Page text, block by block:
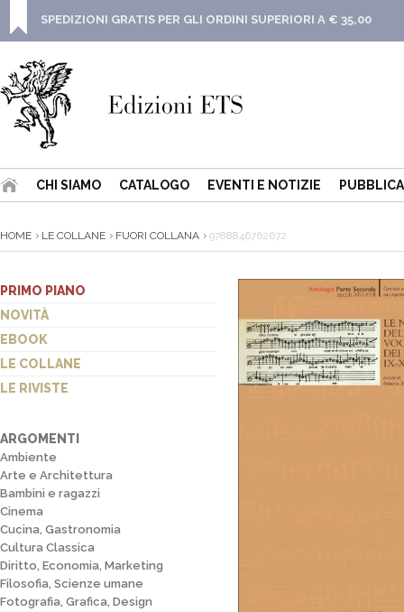
SPEDIZIONI GRATIS PER GLI ORDINI SUPERIORI A € 35,00
CHI SIAMO CATALOGO EVENTI E NOTIZIE
HOME LE COLLANE FUORI COLLANA 9788846762672
PRIMO PIANO
NOVITÀ
EBOOK
LE COLLANE
LE RIVISTE
ARGOMENTI
Ambiente
Arte e Architettura
Bambini e ragazzi
Cinema
Cucina, Gastronomia
Cultura Classica
Diritto, Economia, Marketing
Filosofia, Scienze umane
Fotografia, Grafica, Design